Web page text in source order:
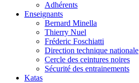
Adhérents
Enseignants
Bernard Minella
Thierry Nuel
Fréderic Foschiatti
Direction technique nationale
Cercle des ceintures noires
Sécurité des entrainements
Katas